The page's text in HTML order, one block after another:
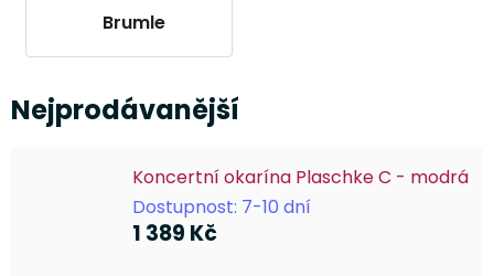
Brumle
Nejprodávanější
Koncertní okarína Plaschke C - modrá
Dostupnost: 7-10 dní
1 389 Kč